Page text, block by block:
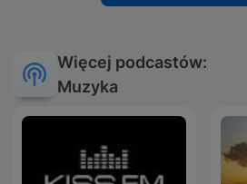
Więcej podcastów:
Muzyka